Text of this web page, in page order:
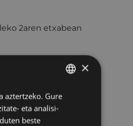
2aren etxabean
kreditu
espedientea.
landatzeari
BASQUE
SPANISH
×
aztertzeko. Gure
eta analisi-
beste